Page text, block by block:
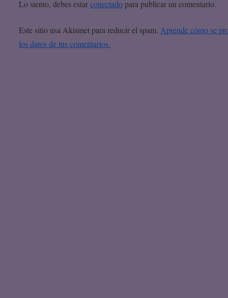
Lo siento, debes estarconectadopara publicar un comentario.
Este sitio usa Akismet para reducir el spam. Aprende cómo se
los datos de tus comentarios.